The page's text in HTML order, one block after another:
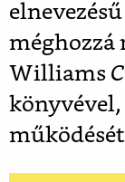
méghozzá
Williams
könyvével,